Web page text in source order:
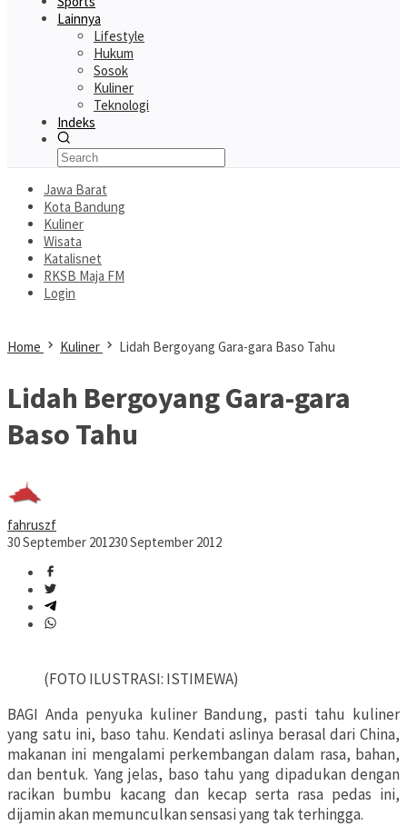
Lainnya
Lifestyle
Hukum
Sosok
Kuliner
Teknologi
Indeks
Jawa Barat
Kota Bandung
Kuliner
Wisata
Katalisnet
RKSB Maja FM
Login
Home Kuliner Lidah Bergoyang Gara-gara Baso Tahu
Lidah Bergoyang Gara-gara
Baso Tahu
fahruszf
30 September 201230 September 2012
(FOTO ILUSTRASI: ISTIMEWA)
BAGI Anda penyuka kuliner Bandung, pasti tahu kuliner
yang satu ini, baso tahu. Kendati aslinya berasal dari China,
makanan ini mengalami perkembangan dalam rasa, bahan,
dan bentuk. Yang jelas, baso tahu yang dipadukan dengan
racikan bumbu kacang dan kecap serta rasa pedas ini,
dijamin akan memunculkan sensasi yang tak terhingga.